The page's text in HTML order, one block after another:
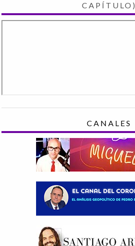
CAPÍTULO)
CANALES